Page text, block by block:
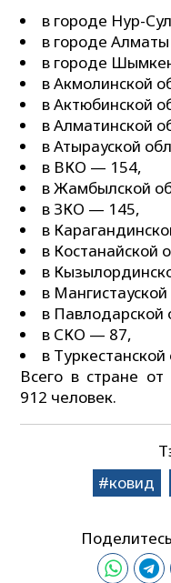
в городе Нур-
в городе
в городе
в Акмолинской
в Актюбинской
в Алматинской
в Атырауской
в ВКО — 154,
в Жамбылской
в ЗКО — 145,
в
в Костанайской
в
в
в
в СКО — 87,
в
Всего в стране
912 человек.
ковид